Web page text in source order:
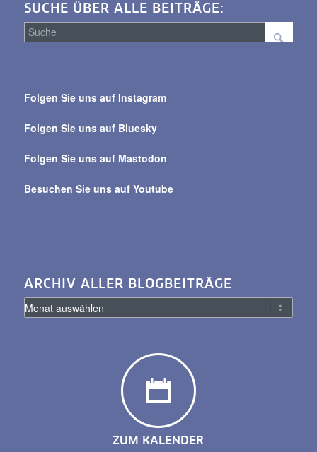
SUCHE ÜBER ALLE BEITRÄGE:
alle
Folgen Sie uns auf Instagram
Folgen Sie uns auf Bluesky
Folgen Sie uns auf Mastodon
Besuchen Sie uns auf Youtube
ARCHIV ALLER BLOGBEITRÄGE
ZUM KALENDER